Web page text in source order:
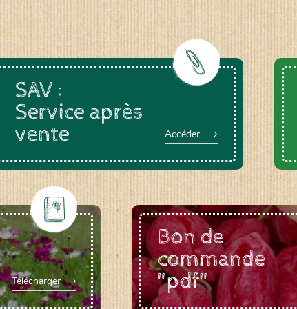
SAV :
Service après
vente
Accéder
Télécharger
Bon de
commande
"pdf"